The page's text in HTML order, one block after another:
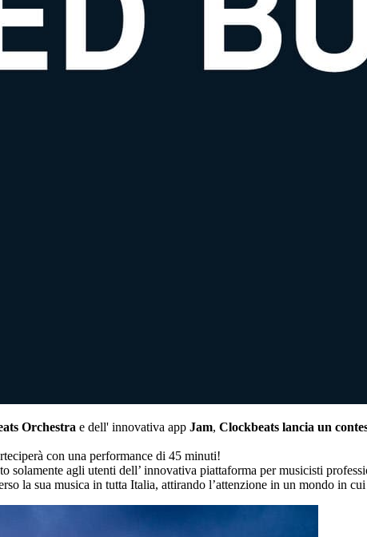
Orchestra e dell' innovativa app Jam, Clockbeats lancia un
con una performance di 45 minuti!
solamente agli utenti dell’ innovativa piattaforma per musicisti
la sua musica in tutta Italia, attirando l’attenzione in un mondo in